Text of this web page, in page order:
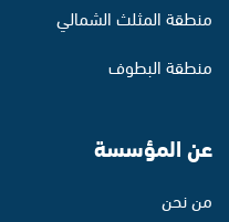
منطقة المثلث الشمالي
منطقة البطوف
عن المؤسسة
من نحن